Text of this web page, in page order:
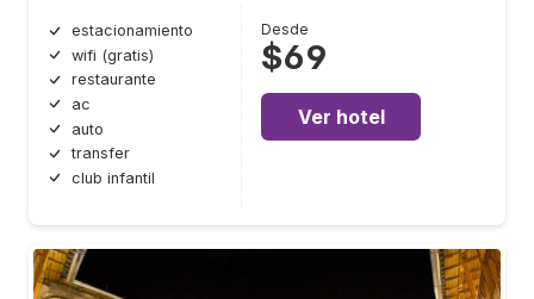
estacionamiento
wifi (gratis)
restaurante
ac
auto
transfer
club infantil
Desde
$69
Ver hotel